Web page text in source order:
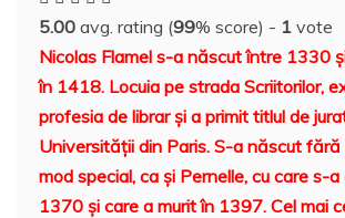
b
o
o
k
st r
dI
n
a
c
e
rt
aj
e
a
z
ă
5.00 avg. rating (99% score) - 1 vote
Nicolas Flamel s-a născut între 1330
în 1418. Locuia pe strada Scriitorilor,
profesia de librar şi a primit titlul de
Universităţii din Paris. S-a născut fără
mod special, ca şi Pernelle, cu care s-
1370 şi care a murit în 1397. Cel mai